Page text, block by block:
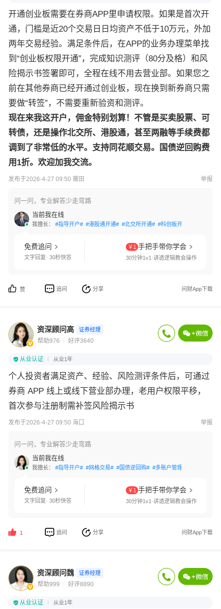
开通创业板需要在券商APP里申请权限。如果是首次开
通，门槛是近20个交易日日均资产不低于10万元，外加
两年交易经验。满足条件后，在APP的业务办理菜单找
到“创业板权限开通”，完成知识测评（80分及格）和风
险揭示书签署即可，全程在线不用去营业部。如果您之
前在其他券商已经开通过创业板，现在换到新券商只需
要做“转签”，不需要重新验资和测评。
现在来我这开户，佣金特别划算！不管是买卖股票、可
转债，还是操作北交所、港股通，甚至两融等手续费都
调到了非常低的水平。支持同花顺交易。国债逆回购费
用1折。欢迎加我交流。
发布于2026-4-27 09:50 莆田 举报
问一问，专业解答少走弯路
当前我在线
我擅长： #指导开户# #港股通开通# #北交所开通# #科创板开通#
免费追问
文字回复· 30秒快答
￥1 手把手带你学会
30分钟1v1·讲透逻辑教会操作
赞 追问 分享 问财App下载
资深顾问高 证券经理
帮助976 好评3640
从业认证 从业1年
个人投资者满足资产、经验、风险测评条件后，可通过
券商 APP 线上或线下营业部办理，老用户权限平移，
首次参与注册制需补签风险揭示书
发布于2026-4-27 09:50 海口 举报
问一问，专业解答少走弯路
当前我在线
我擅长： #指导开户# #网格交易# #国债逆回购# #多账户管理#
免费追问
文字回复· 30秒快答
￥1 手把手带你学会
30分钟1v1·讲透逻辑教会操作
1 追问 分享 问财App下载
资深顾问魏 证券经理
帮助999 好评8890
从业认证 从业1年